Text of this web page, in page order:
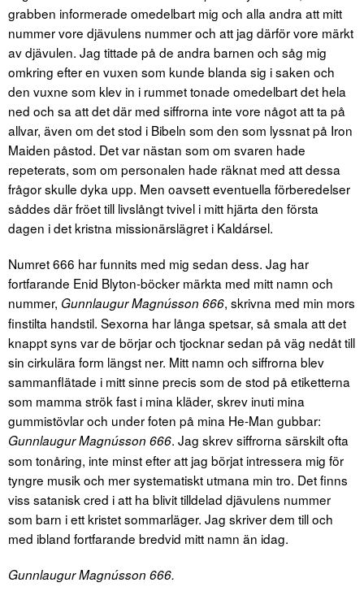
grabben informerade omedelbart mig och alla andra att mitt
nummer vore djävulens nummer och att jag därför vore märkt
av djävulen. Jag tittade på de andra barnen och såg mig
omkring efter en vuxen som kunde blanda sig i saken och
den vuxne som klev in i rummet tonade omedelbart det hela
ned och sa att det där med siffrorna inte vore något att ta på
allvar, även om det stod i Bibeln som den som lyssnat på Iron
Maiden påstod. Det var nästan som om svaren hade
repeterats, som om personalen hade räknat med att dessa
frågor skulle dyka upp. Men oavsett eventuella förberedelser
såddes där fröet till livslångt tvivel i mitt hjärta den första
dagen i det kristna missionärslägret i Kaldársel.
Numret 666 har funnits med mig sedan dess. Jag har
fortfarande Enid Blyton-böcker märkta med mitt namn och
nummer, Gunnlaugur Magnússon 666, skrivna med min mors
finstilta handstil. Sexorna har långa spetsar, så smala att det
knappt syns var de börjar och tjocknar sedan på väg nedåt till
sin cirkulära form längst ner. Mitt namn och siffrorna blev
sammanflätade i mitt sinne precis som de stod på etiketterna
som mamma strök fast i mina kläder, skrev inuti mina
gummistövlar och under foten på mina He-Man gubbar:
Gunnlaugur Magnússon 666. Jag skrev siffrorna särskilt ofta
som tonåring, inte minst efter att jag börjat intressera mig för
tyngre musik och mer systematiskt utmana min tro. Det finns
viss satanisk cred i att ha blivit tilldelad djävulens nummer
som barn i ett kristet sommarläger. Jag skriver dem till och
med ibland fortfarande bredvid mitt namn än idag.
Gunnlaugur Magnússon 666.